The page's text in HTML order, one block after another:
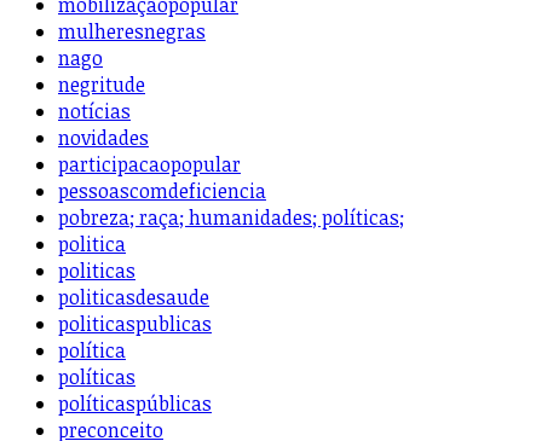
mulheresnegras
nago
negritude
notícias
novidades
participacaopopular
pessoascomdeficiencia
pobreza; raça; humanidades; políticas;
politica
politicas
politicasdesaude
politicaspublicas
política
políticas
políticaspúblicas
preconceito